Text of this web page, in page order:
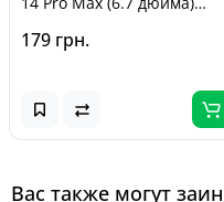
179 грн.
Вас также могут